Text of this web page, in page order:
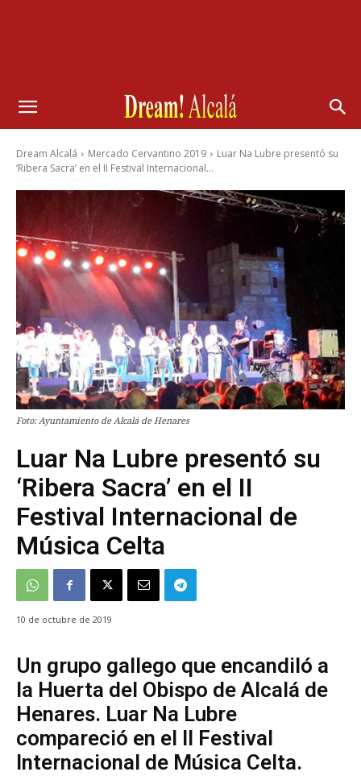
Dream Alcalá Mercado Cervantino 2019
Luar Na Lubre presentó su
‘Ribera Sacra’ en el II Festival Internacional...
Foto: Ayuntamiento de Alcalá de Henares
Luar Na Lubre presentó su
‘Ribera Sacra’ en el II
Festival Internacional de
Música Celta
10 de octubre de 2019
Un grupo gallego que encandiló a
la Huerta del Obispo de Alcalá de
Henares. Luar Na Lubre
compareció en el II Festival
Internacional de Música Celta.